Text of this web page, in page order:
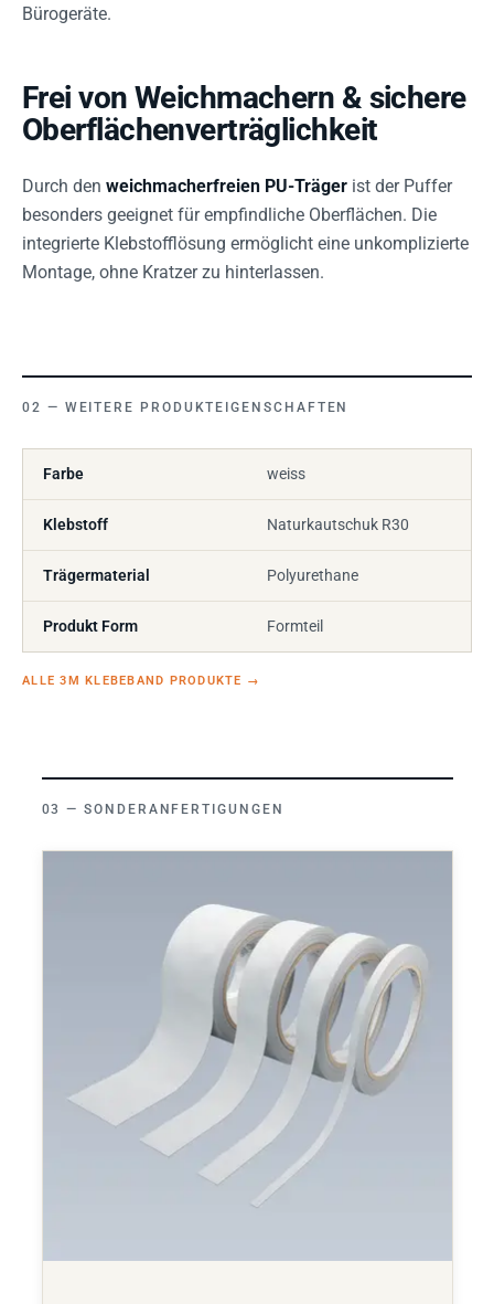
Bürogeräte.
Frei von Weichmachern & sichere
Oberflächenverträglichkeit
Durch den weichmacherfreien PU-Träger ist der Puffer
besonders geeignet für empfindliche Oberflächen. Die
integrierte Klebstofflösung ermöglicht eine unkomplizierte
Montage, ohne Kratzer zu hinterlassen.
WEITERE PRODUKTEIGENSCHAFTEN
Farbe weiss
Klebstoff Naturkautschuk R30
Trägermaterial Polyurethane
Produkt Form Formteil
ALLE 3M KLEBEBAND PRODUKTE →
SONDERANFERTIGUNGEN